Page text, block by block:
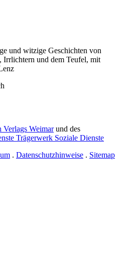
und witzige Geschichten von
Irrlichtern und dem Teufel, mit
Verlags Weimarund des
Trägerwerk Soziale Dienste
. Datenschutzhinweise . Sitemap